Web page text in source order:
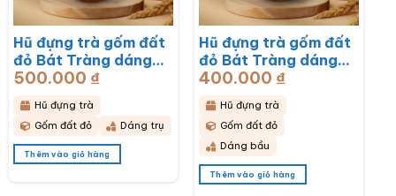
Hũ đựng trà gốm đất
đỏ Bát Tràng dáng
bầu hoạ tiết thổ cẩm
BT-HĐT11
500.000 ₫
Hũ đựng trà
Gốm đất đỏ
Dáng trụ
Thêm vào giỏ hàng
Hũ đựng trà gốm đất
đỏ Bát Tràng dáng
bầu hoạ tiết hoa cúc
hoạ mi trắng BT-
HĐT10
400.000 ₫
Hũ đựng trà
Gốm đất đỏ
Dáng bầu
Thêm vào giỏ hàng